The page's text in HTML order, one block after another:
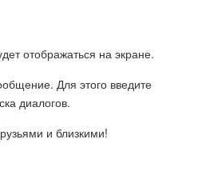
отображаться на экране.
Для этого введите
диалогов.
и близкими!